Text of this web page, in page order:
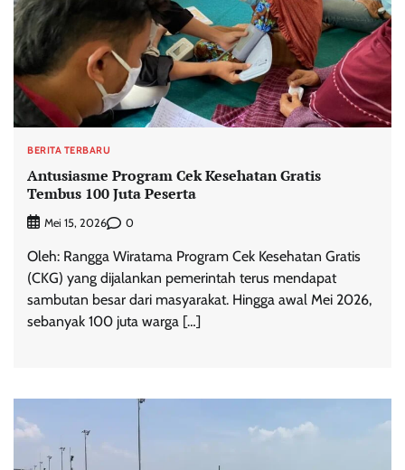
BERITA TERBARU
Antusiasme Program Cek Kesehatan Gratis
Tembus 100 Juta Peserta
Mei 15, 2026 0
Oleh: Rangga Wiratama Program Cek Kesehatan Gratis
(CKG) yang dijalankan pemerintah terus mendapat
sambutan besar dari masyarakat. Hingga awal Mei 2026,
sebanyak 100 juta warga […]